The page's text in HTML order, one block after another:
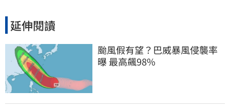
延伸閱讀
颱風假有望？巴威暴風侵襲率
曝 最高飆98%